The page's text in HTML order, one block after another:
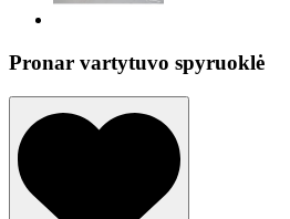
Pronar vartytuvo spyruoklė